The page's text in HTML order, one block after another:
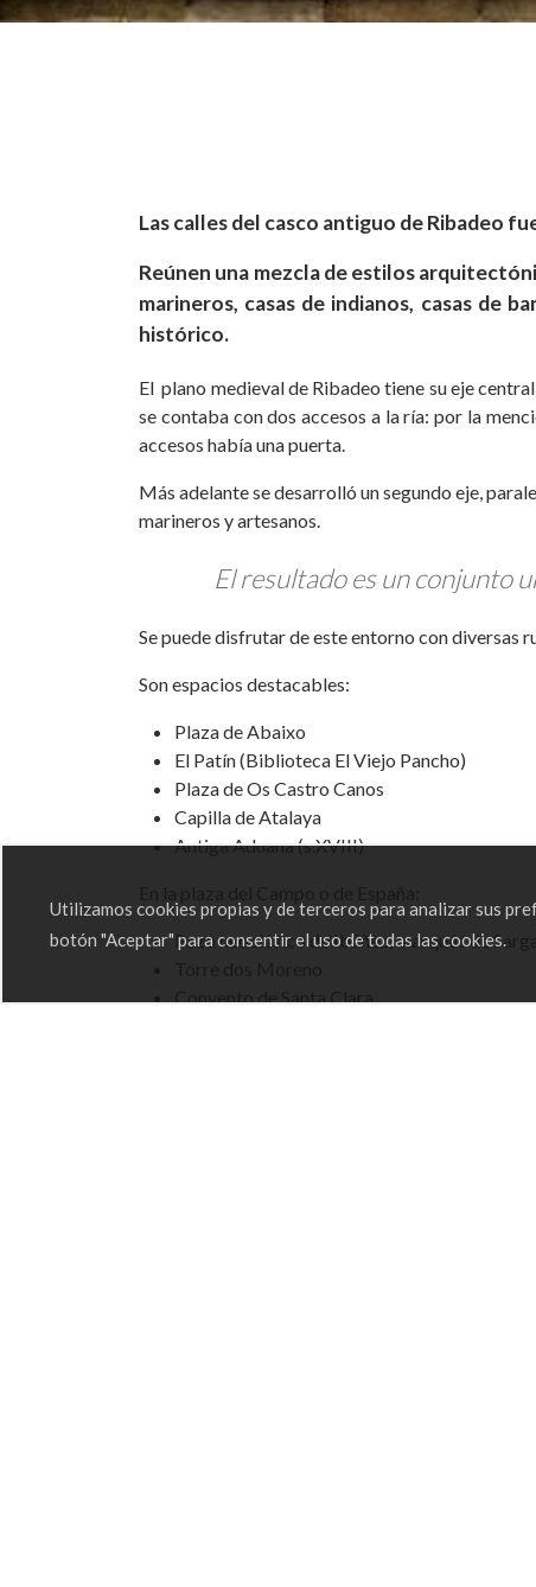
Las calles del casco antiguo de Ribadeo
Reúnen una mezcla de estilos
marineros, casas de indianos, casas de
histórico.
El plano medieval de Ribadeo tiene su eje
se contaba con dos accesos a la ría: por la
accesos había una puerta.
Más adelante se desarrolló un segundo eje,
marineros y artesanos.
El resultado es un conjunto
Se puede disfrutar de este entorno con diversas
Son espacios destacables:
Plaza de Abaixo
El Patín (Biblioteca El Viejo Pancho)
Plaza de Os Castro Canos
Capilla de Atalaya
Antiga Aduana (s.XVIII)
Pazo neoclásico de Ibáñez, marqués de
Convento de Santa Clara
Utilizamos cookies propias y de terceros para analizar sus
botón "Aceptar" para consentir el uso de todas las cookies.